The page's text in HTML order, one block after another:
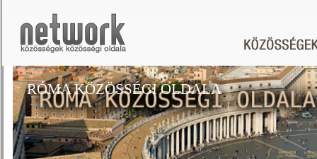
RÓMA KÖZÖSSÉGI OLDALA